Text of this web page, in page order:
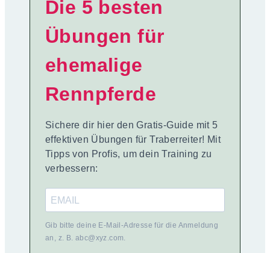
Die 5 besten
Übungen für
ehemalige
Rennpferde
Sichere dir hier den Gratis-Guide mit 5
effektiven Übungen für Traberreiter! Mit
Tipps von Profis, um dein Training zu
verbessern:
Gib bitte deine E-Mail-Adresse für die Anmeldung
an, z. B. abc@xyz.com.